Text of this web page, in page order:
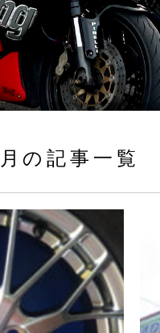
の記事一覧